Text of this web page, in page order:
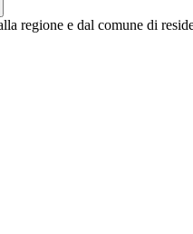
regione e dal comune di